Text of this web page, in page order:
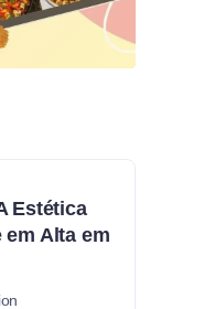
Estética
em Alta em